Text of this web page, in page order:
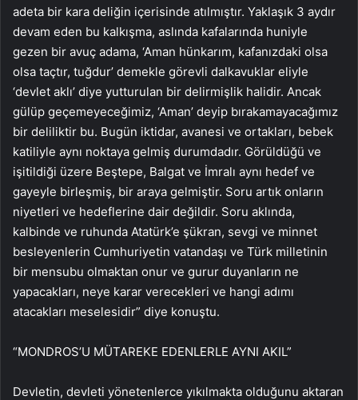
adeta bir kara deliğin içerisinde atılmıştır. Yaklaşık 3 aydır
devam eden bu kalkışma, aslında kafalarında huniyle
gezen bir avuç adama, ‘Aman hünkarım, kafanızdaki olsa
olsa taçtır, tuğdur’ demekle görevli dalkavuklar eliyle
‘devlet aklı’ diye yutturulan bir delirmişlik halidir. Ancak
gülüp geçemeyeceğimiz, ‘Aman’ deyip bırakamayacağımız
bir deliliktir bu. Bugün iktidar, avanesi ve ortakları, bebek
katiliyle aynı noktaya gelmiş durumdadır. Görüldüğü ve
işitildiği üzere Beştepe, Balgat ve İmralı aynı hedef ve
gayeyle birleşmiş, bir araya gelmiştir. Soru artık onların
niyetleri ve hedeflerine dair değildir. Soru aklında,
kalbinde ve ruhunda Atatürk’e şükran, sevgi ve minnet
besleyenlerin Cumhuriyetin vatandaşı ve Türk milletinin
bir mensubu olmaktan onur ve gurur duyanların ne
yapacakları, neye karar verecekleri ve hangi adımı
atacakları meselesidir” diye konuştu.
“MONDROS’U MÜTAREKE EDENLERLE AYNI AKIL”
Devletin, devleti yönetenlerce yıkılmakta olduğunu aktaran